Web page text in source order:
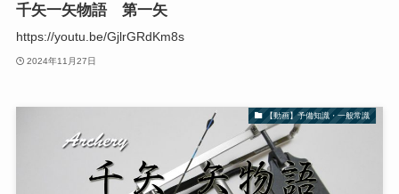
千矢一矢物語 第一矢
https://youtu.be/GjlrGRdKm8s
2024年11月27日
【動画】予備知識・一般常識